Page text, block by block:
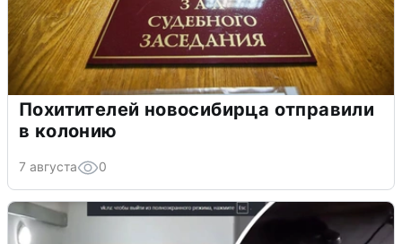
Похитителей новосибирца отправили
в колонию
7 августа 0